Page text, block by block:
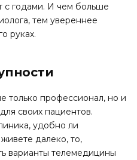
с годами. И чем больше
тем увереннее
руках.
только профессионал, но и
своих пациентов.
удобно ли
далеко, то,
варианты телемедицины